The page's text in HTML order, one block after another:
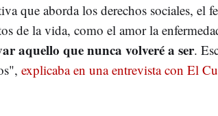
que aborda los derechos sociales, el
de la vida, como el amor la
aquello que nunca volveré a ser.
explicaba en una entrevista con El